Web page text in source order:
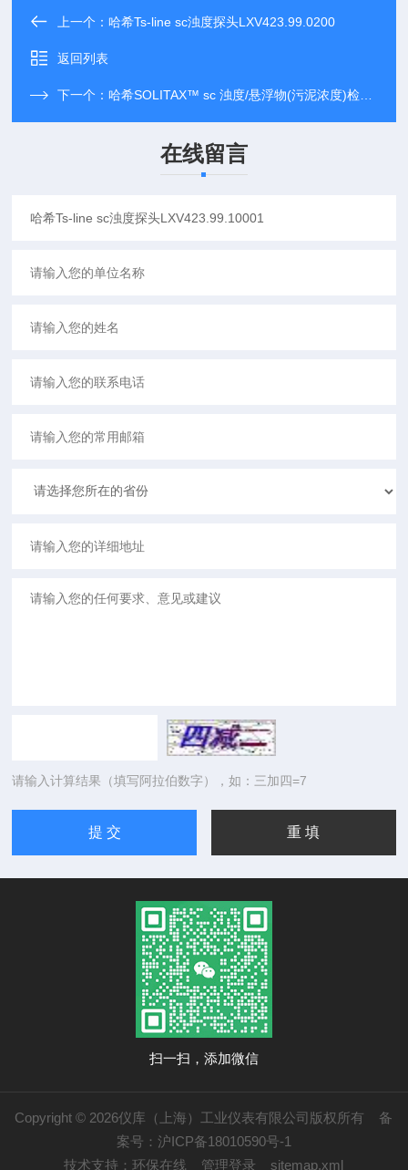
上一个：哈希Ts-line sc浊度探头LXV423.99.0200
返回列表
下一个：哈希SOLITAX™ sc 浊度/悬浮物(污泥浓度)检测仪
在线留言
请输入计算结果（填写阿拉伯数字），如：三加四=7
扫一扫，添加微信
Copyright © 2026仪库（上海）工业仪表有限公司版权所有 备
案号：沪ICP备18010590号-1
技术支持：环保在线 管理登录 sitemap.xml